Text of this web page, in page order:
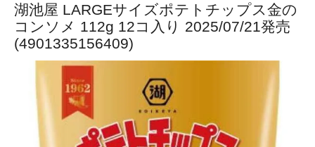
湖池屋 LARGEサイズポテトチップス金の
コンソメ 112g 12コ入り 2025/07/21発売
(4901335156409)